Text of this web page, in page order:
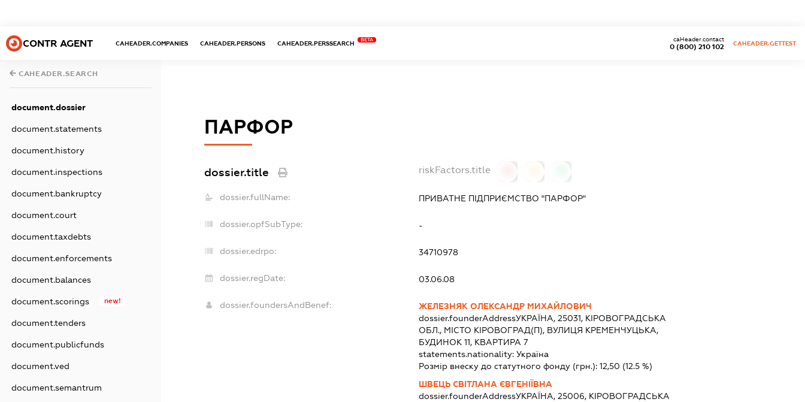
CONTR AGENT CAHEADER.COMPANIES CAHEADER.PERSONS CAHEADER.PERSSEARCH
BETA
0 (800) 210 102
caHeader.contact
CAHEADER.GETTEST
CAHEADER.SEARCH
document.dossier
document.statements
document.history
document.inspections
document.bankruptcy
document.court
document.taxdebts
document.enforcements
document.balances
document.scorings new!
document.tenders
document.publicfunds
document.ved
document.semantrum
ПАРФОР
dossier.title riskFactors.title
dossier.fullName: ПРИВАТНЕ ПІДПРИЄМСТВО "ПАРФОР"
dossier.opfSubType: -
dossier.edrpo: 34710978
dossier.regDate: 03.06.08
dossier.foundersAndBenef:
ЖЕЛЕЗНЯК ОЛЕКСАНДР МИХАЙЛОВИЧ
dossier.founderAddressУКРАЇНА, 25031, КІРОВОГРАДСЬКА
ОБЛ., МІСТО КІРОВОГРАД(П), ВУЛИЦЯ КРЕМЕНЧУЦЬКА,
БУДИНОК 11, КВАРТИРА 7
statements.nationality:Україна
Розмір внеску до статутного фонду (грн.):12,50 (12.5 %)
ШВЕЦЬ СВІТЛАНА ЄВГЕНІЇВНА
dossier.founderAddressУКРАЇНА, 25006, КІРОВОГРАДСЬКА